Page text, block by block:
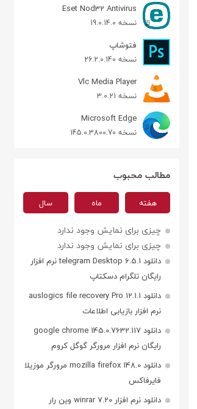
Eset Nod32 Antivirus
نسخه 19.0.14.0
فتوشاپ
نسخه 26.2.0.140
Vlc Media Player
نسخه 3.0.21
Microsoft Edge
نسخه 145.0.3800.70
مطالب محبوب
هفته ماه سال
چیزی برای نمایش وجود ندارد
چیزی برای نمایش وجود ندارد
دانلود telegram Desktop 6.5.1 نرم افزار
رایگان تلگرام دسکتاپ
دانلود auslogics file recovery Pro 12.1.1
نرم افزار بازیابی اطلاعات
دانلود google chrome 145.0.7632.117
رایگان نرم افزار مرورگر گوگل کروم
دانلود mozilla firefox 148.0 مرورگر موزیلا
فایرفاکس
دانلود نرم افزار winrar 7.20 وین رار